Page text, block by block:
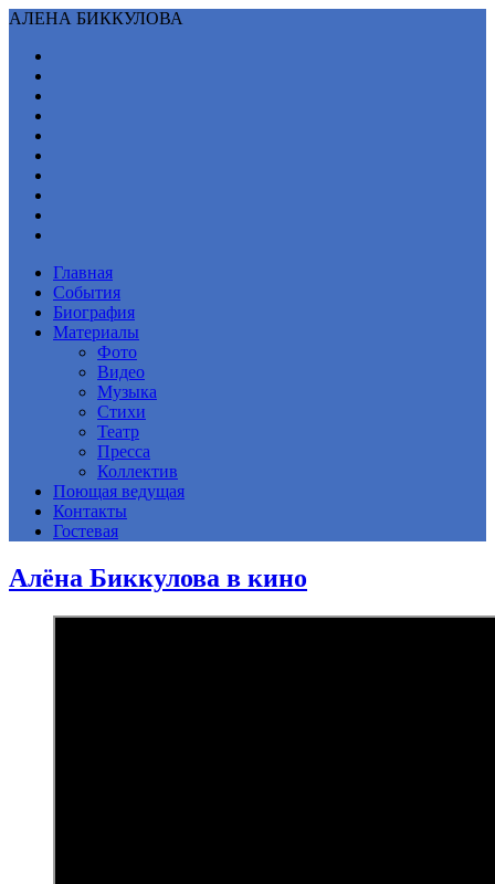
АЛЕНА БИККУЛОВА
Главная
События
Биография
Материалы
Фото
Видео
Музыка
Стихи
Театр
Пресса
Коллектив
Поющая ведущая
Контакты
Гостевая
Алёна Биккулова в кино